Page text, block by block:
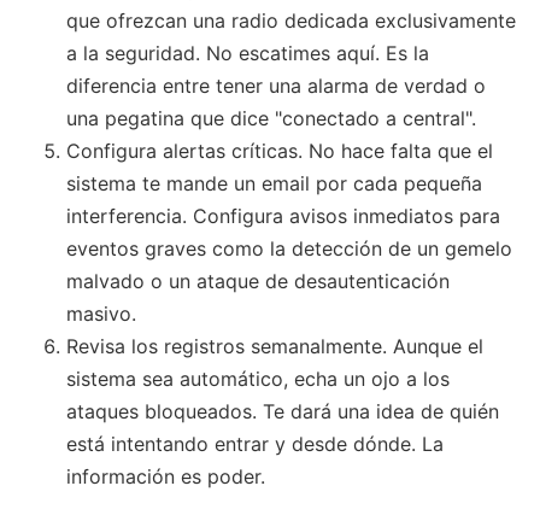
que ofrezcan una radio dedicada exclusivamente
a la seguridad. No escatimes aquí. Es la
diferencia entre tener una alarma de verdad o
una pegatina que dice "conectado a central".
Configura alertas críticas. No hace falta que el
sistema te mande un email por cada pequeña
interferencia. Configura avisos inmediatos para
eventos graves como la detección de un gemelo
malvado o un ataque de desautenticación
masivo.
Revisa los registros semanalmente. Aunque el
sistema sea automático, echa un ojo a los
ataques bloqueados. Te dará una idea de quién
está intentando entrar y desde dónde. La
información es poder.